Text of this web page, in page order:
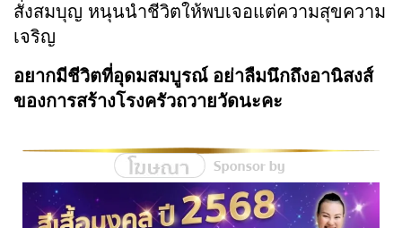
สั่งสมบุญ หนุนนำชีวิตให้พบเจอแต่ความสุขความ
เจริญ
อยากมีชีวิตที่อุดมสมบูรณ์ อย่าลืมนึกถึงอานิสงส์
ของการสร้างโรงครัวถวายวัดนะคะ